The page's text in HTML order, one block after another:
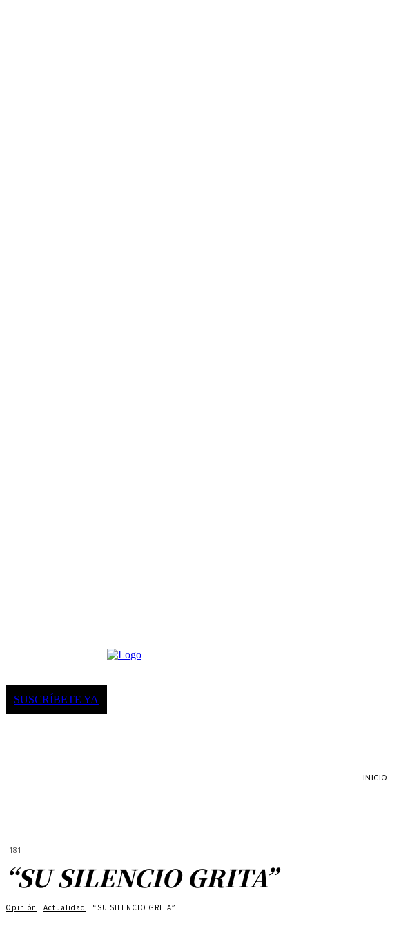
SUSCRÍBETE YA
INICIO
181
“SU SILENCIO GRITA”
Opinión Actualidad “SU SILENCIO GRITA”